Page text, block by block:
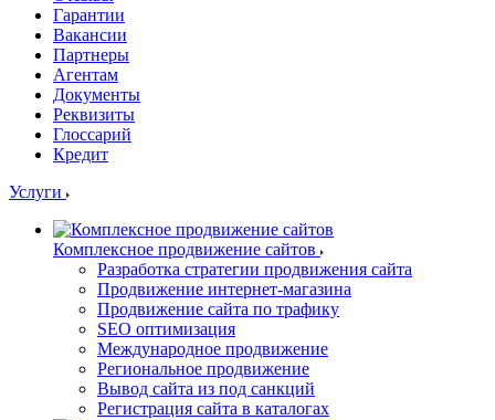
Гарантии
Вакансии
Партнеры
Агентам
Документы
Реквизиты
Глоссарий
Кредит
Услуги
Комплексное продвижение сайтов
Разработка стратегии продвижения сайта
Продвижение интернет-магазина
Продвижение сайта по трафику
SEO оптимизация
Международное продвижение
Региональное продвижение
Вывод сайта из под санкций
Регистрация сайта в каталогах